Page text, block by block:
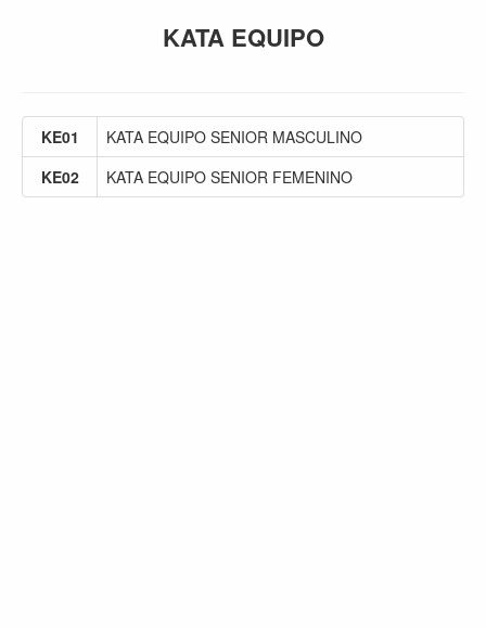
KATA EQUIPO
KE01
KATA EQUIPO SENIOR MASCULINO
KE02
KATA EQUIPO SENIOR FEMENINO